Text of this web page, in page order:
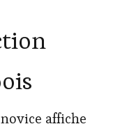
affiche